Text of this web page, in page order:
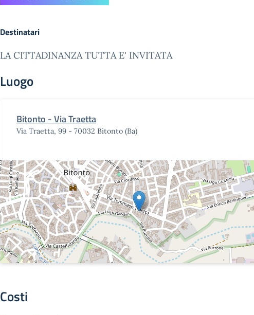
Destinatari
LA CITTADINANZA TUTTA E' INVITATA
Luogo
Bitonto - Via Traetta
Via Traetta, 99 - 70032 Bitonto (Ba)
Costi